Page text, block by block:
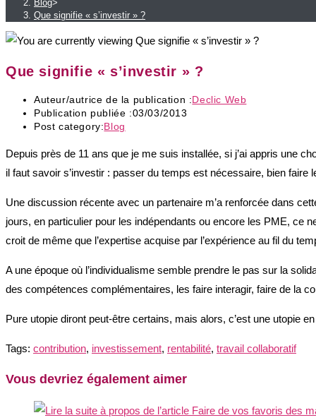
Blog>
Que signifie « s’investir » ?
Que signifie « s’investir » ?
Auteur/autrice de la publication :Declic Web
Publication publiée :03/03/2013
Post category:Blog
Depuis près de 11 ans que je me suis installée, si j’ai appris une
il faut savoir s’investir : passer du temps est nécessaire, bien
Une discussion récente avec un partenaire m’a renforcée dans
jours, en particulier pour les indépendants ou encore les PME, ce
croit de même que l’expertise acquise par l’expérience au fil du
A une époque où l’individualisme semble prendre le pas sur la
des compétences complémentaires, les faire interagir, faire de la
Pure utopie diront peut-être certains, mais alors, c’est une utopie
Tags: contribution, investissement, rentabilité, travail collaboratif
Vous devriez également aimer